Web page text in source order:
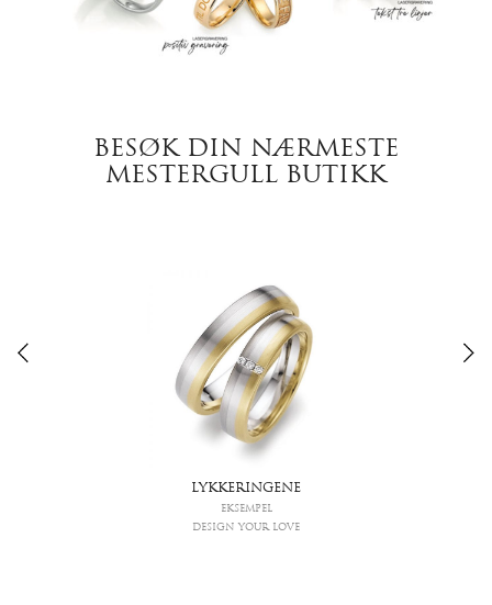
BESØK DIN NÆRMESTE
MESTERGULL BUTIKK
LYKKERINGENE
EKSEMPEL
DESIGN YOUR LOVE